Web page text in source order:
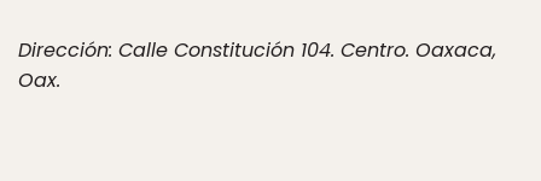
Dirección: Calle Constitución 104. Centro. Oaxaca,
Oax.